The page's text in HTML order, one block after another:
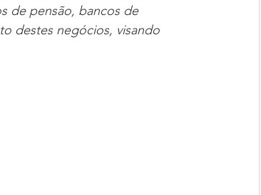
de pensão, bancos de
destes negócios, visando